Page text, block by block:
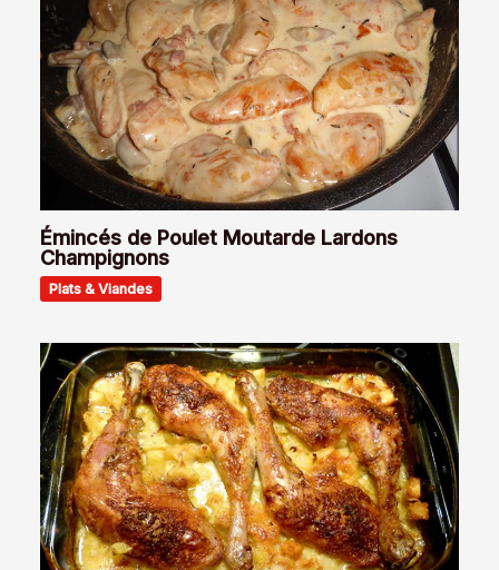
Émincés de Poulet Moutarde Lardons
Champignons
Plats & Viandes